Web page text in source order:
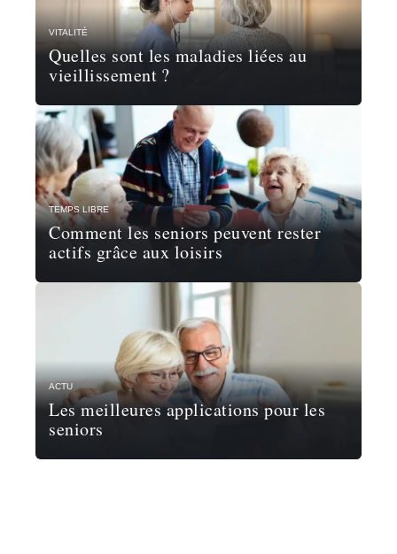
VITALITÉ
Quelles sont les maladies liées au
vieillissement ?
TEMPS LIBRE
Comment les seniors peuvent rester
actifs grâce aux loisirs
ACTU
Les meilleures applications pour les
seniors